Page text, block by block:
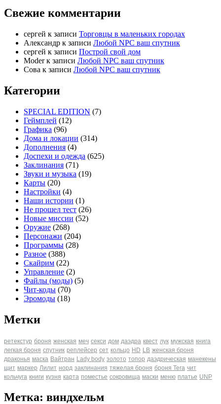
Свежие комментарии
cергей к записи Торговцы в маленьких городах
Александр к записи Любой NPC ваш спутник
cергей к записи Построй свой дом
Moderк записи Любой NPC ваш спутник
Сова к записи Любой NPC ваш спутник
Категории
SPECIAL EDITION (7)
Геймплей (12)
Графика (96)
Дома и локации (314)
Дополнения (4)
Доспехи и одежда (625)
Заклинания (71)
Звуки и музыка (19)
Карты (20)
Настройки (4)
Наши истории (1)
Не прошел тест (26)
Новые миссии (52)
Оружие (268)
Персонажи (204)
Программы (28)
Разное (388)
Скайрим (22)
Управление (2)
Файлы (моды) (5)
Чит-коды (70)
Эромоды (18)
Метки
ретекстур броня женская меч секси дом даэдра квест лук мужская книга
легкая броня спутник реплейсер сет кольцо HD LB женская броня
драконья маска Вайтран Lady body золото топор даэдрическая манекены
щит маркер Лилит норд заклинания тяжелая броня броня Tera чит
кольчуга книги кузня карта поместье сокровища маски меню платье UNP
Метка: виндхельм